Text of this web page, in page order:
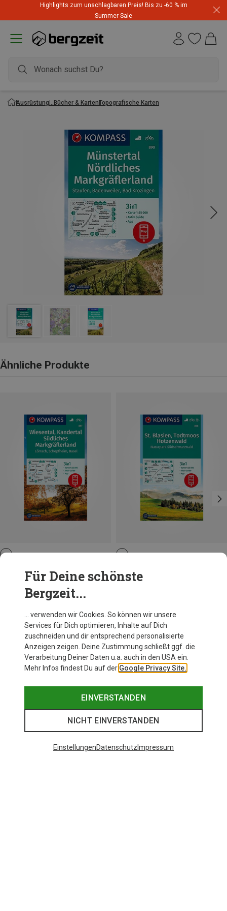
Highlights zum unschlagbaren Preis! Bis zu -60 % im
Summer Sale
Ausrüstung Bücher & KartenTopografische Karten
Ähnliche Produkte
Kompass Verlag
WK 897 Wiesental-Kandertal
Kompass Verlag
Andere Kunden kauften auch
Für Deine schönste
Bergzeit...
… verwenden wir Cookies. So können wir unsere
Services für Dich optimieren, Inhalte auf Dich
zuschneiden und dir entsprechend personalisierte
Anzeigen zeigen. Deine Zustimmung schließt ggf. die
Verarbeitung Deiner Daten u.a. auch in den USA ein.
Mehr Infos findest Du auf der Google Privacy Site.
EINVERSTANDEN
NICHT EINVERSTANDEN
EinstellungenDatenschutz Impressum